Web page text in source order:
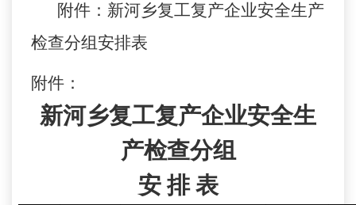
附件： 新河乡复工复产企业安全生产
检查分组安排表
附件：
新河乡复工复产企业安全生
产检查分组
安 排 表